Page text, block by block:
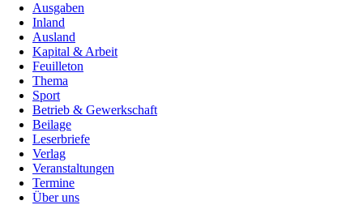
Ausgaben
Inland
Ausland
Kapital & Arbeit
Feuilleton
Thema
Sport
Betrieb & Gewerkschaft
Beilage
Leserbriefe
Verlag
Veranstaltungen
Termine
Über uns